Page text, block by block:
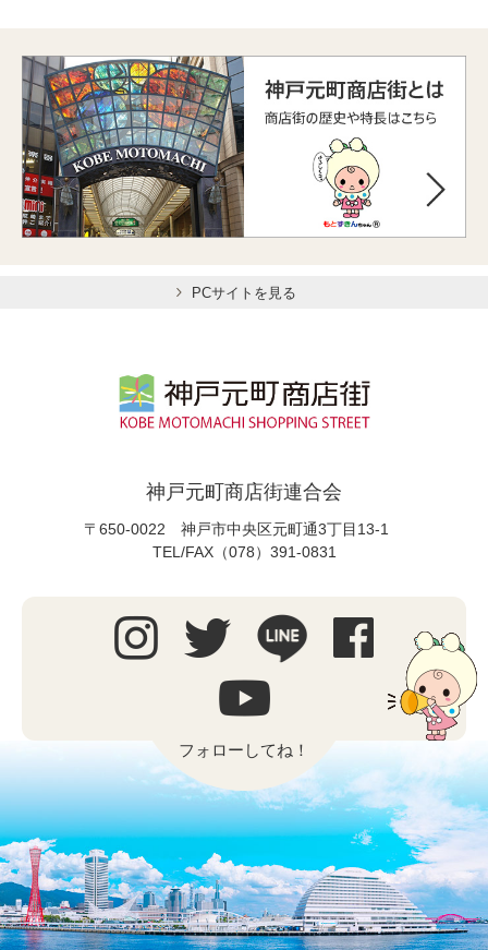
PCサイトを見る
神戸元町商店街連合会
〒650-0022 神戸市中央区元町通3丁目13-1
TEL/FAX（078）391-0831
フォローしてね！